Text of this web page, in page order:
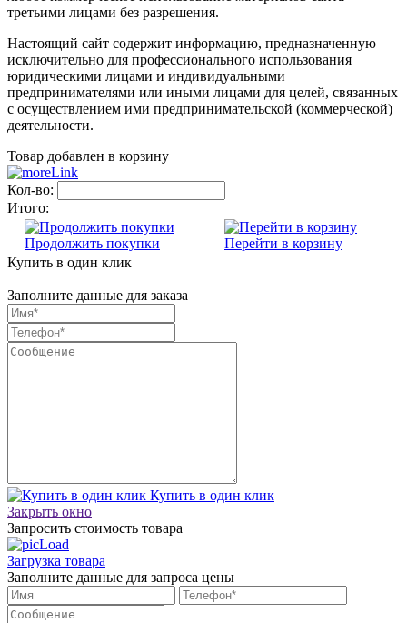
третьими лицами без разрешения.
Настоящий сайт содержит информацию, предназначенную
исключительно для профессионального использования
юридическими лицами и индивидуальными
предпринимателями или иными лицами для целей, связанных
с осуществлением ими предпринимательской (коммерческой)
деятельности.
Товар добавлен в корзину
Кол-во:
Итого:
Продолжить покупки
Перейти в корзину
Купить в один клик
Заполните данные для заказа
Купить в один клик
Закрыть окно
Запросить стоимость товара
Загрузка товара
Заполните данные для запроса цены